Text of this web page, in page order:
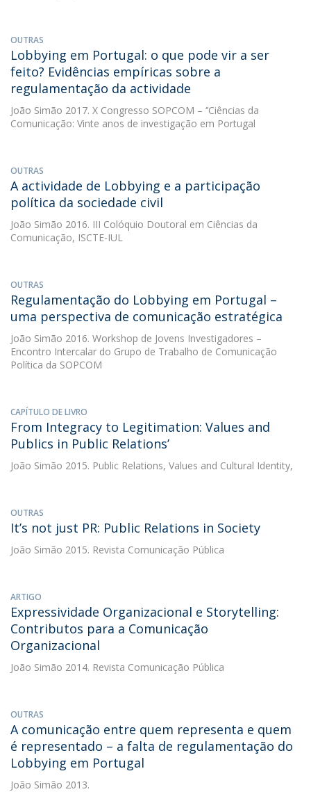
OUTRAS
Lobbying em Portugal: o que pode vir a ser
feito? Evidências empíricas sobre a
regulamentação da actividade
João Simão 2017. X Congresso SOPCOM – ‘’Ciências da
Comunicação: Vinte anos de investigação em Portugal
OUTRAS
A actividade de Lobbying e a participação
política da sociedade civil
João Simão 2016. III Colóquio Doutoral em Ciências da
Comunicação, ISCTE-IUL
OUTRAS
Regulamentação do Lobbying em Portugal –
uma perspectiva de comunicação estratégica
João Simão 2016. Workshop de Jovens Investigadores –
Encontro Intercalar do Grupo de Trabalho de Comunicação
Política da SOPCOM
CAPÍTULO DE LIVRO
From Integracy to Legitimation: Values and
Publics in Public Relations’
João Simão 2015. Public Relations, Values and Cultural Identity,
OUTRAS
It’s not just PR: Public Relations in Society
João Simão 2015. Revista Comunicação Pública
ARTIGO
Expressividade Organizacional e Storytelling:
Contributos para a Comunicação
Organizacional
João Simão 2014. Revista Comunicação Pública
OUTRAS
A comunicação entre quem representa e quem
é representado – a falta de regulamentação do
Lobbying em Portugal
João Simão 2013.